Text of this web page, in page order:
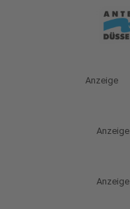
Anzeige
Anzeige
Anzeige